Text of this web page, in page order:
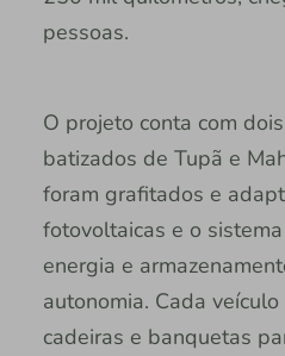
pessoas.
O projeto conta com
batizados de Tupã e
foram grafitados e
fotovoltaicas e o
energia e
autonomia. Cada
cadeiras e banquetas